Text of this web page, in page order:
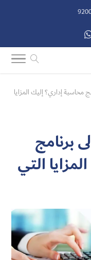
محاسبة إداري؟ إليك المزايا
برنامج
التي